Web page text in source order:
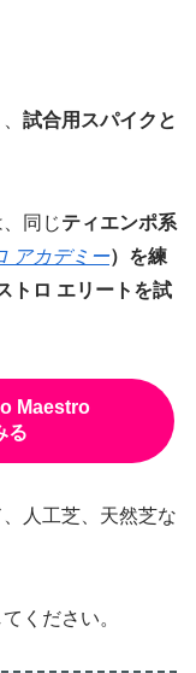
試合用スパイクと
同じティエンポ系
アカデミー）を練
トロ エリートを試
Maestro
る
人工芝、天然芝な
ください。